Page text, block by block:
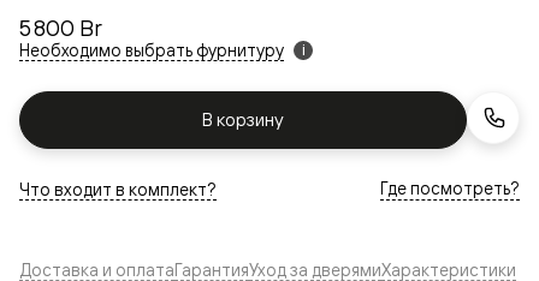
5 800 Br
Необходимо выбрать фурнитуру i
В корзину
Что входит в комплект? Где посмотреть?
Доставка и оплатаГарантияУход за дверямиХарактеристики